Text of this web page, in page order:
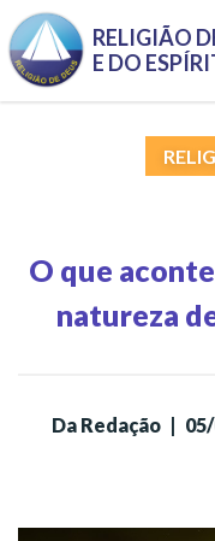
Pular para o conteúdo
RELIGIÃO
E DO
O que
natureza
Da Redação |